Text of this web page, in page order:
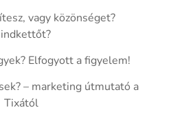
vagy közönséget?
Elfogyott a figyelem!
– marketing útmutató a
Tixától